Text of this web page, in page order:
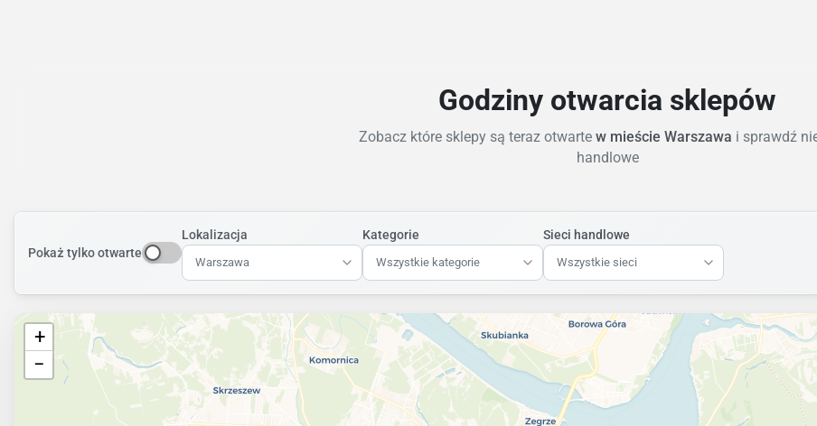
Godziny otwarcia sklepów
Zobacz które sklepy są teraz otwartew mieście Warszawa i sprawdź
handlowe
Pokaż tylko otwarte
Lokalizacja
Warszawa
Kategorie
Wszystkie kategorie
Sieci handlowe
Wszystkie sieci
+
−